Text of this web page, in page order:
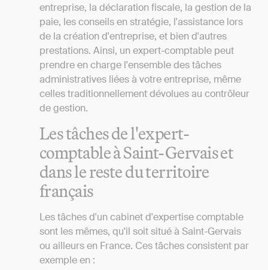
entreprise, la déclaration fiscale, la gestion de la
paie, les conseils en stratégie, l'assistance lors
de la création d'entreprise, et bien d'autres
prestations. Ainsi, un expert-comptable peut
prendre en charge l'ensemble des tâches
administratives liées à votre entreprise, même
celles traditionnellement dévolues au contrôleur
de gestion.
Les tâches de l'expert-
comptable à Saint-Gervais et
dans le reste du territoire
français
Les tâches d'un cabinet d'expertise comptable
sont les mêmes, qu'il soit situé à Saint-Gervais
ou ailleurs en France. Ces tâches consistent par
exemple en :